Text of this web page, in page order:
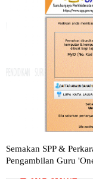
Semakan SPP &
Pengambilan Guru